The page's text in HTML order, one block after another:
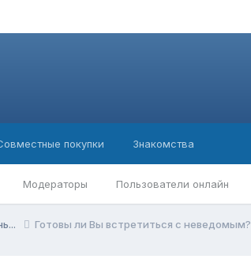
Модераторы Пользователи онлайн
покупки Знакомства
Готовы ли Вы встретиться с неведомым?